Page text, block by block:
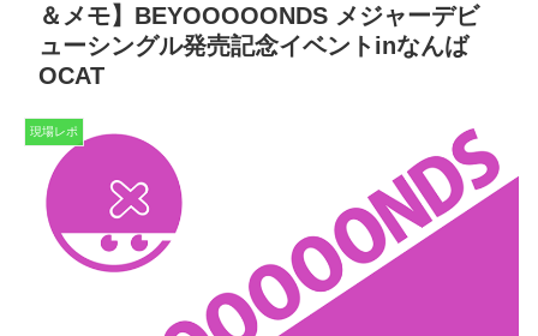
＆メモ】BEYOOOOONDS メジャーデビ
ューシングル発売記念イベントinなんば
OCAT
現場レポ